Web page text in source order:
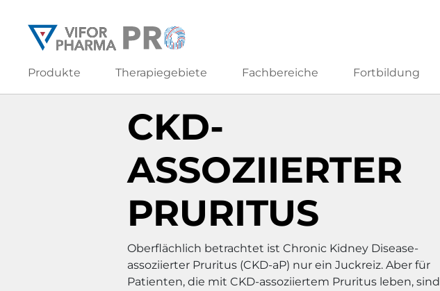
Produkte Therapiegebiete Fachbereiche Fortbildung
CKD-
ASSOZIIERTER
PRURITUS
Oberflächlich betrachtet ist Chronic Kidney Disease-
assoziierter Pruritus (CKD-aP) nur ein Juckreiz. Aber für
Patienten, die mit CKD-assoziiertem Pruritus leben, sind